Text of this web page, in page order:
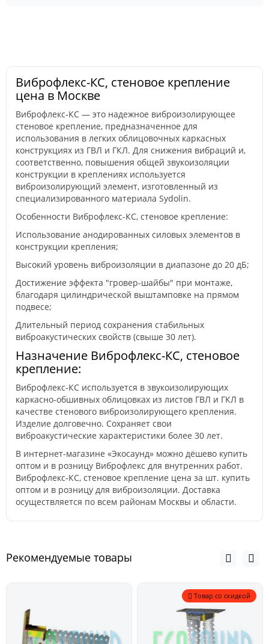
Виброфлекс-КС, стеновое крепление
цена в Москве
Виброфлекс-КС — это надежное виброизолирующее
стеновое крепление, предназначенное для
использования в легких облицовочных каркасных
конструкциях из ГВЛ и ГКЛ. Для снижения вибраций и,
соответственно, повышения общей звукоизоляции
конструкции в креплениях используется
виброизолирующий элемент, изготовленный из
специализированного материала Sydolin.
Особенности Виброфлекс-КС, стеновое крепление:
Использование анодированных силовых элементов в
конструкции крепления;
Высокий уровень виброизоляции в диапазоне до 20 дБ;
Достижение эффекта "гровер-шайбы" при монтаже,
благодаря цилиндрической выштамповке на прямом
подвесе;
Длительный период сохранения стабильных
виброакустических свойств (свыше 30 лет).
Назначение Виброфлекс-КС, стеновое
крепление:
Виброфлекс-КС используется в звукоизолирующих
каркасно-обшивных облицовках из листов ГВЛ и ГКЛ в
качестве стенового виброизолирующего крепления.
Изделие долговечно. Сохраняет свои
виброакустические характеристики более 30 лет.
В интернет-магазине «Экосаунд» можно дёшево купить
оптом и в розницу Виброфлекс для внутренних работ.
Виброфлекс-КС, стеновое крепление цена за шт. купить
оптом и в розницу для виброизоляции. Доставка
осуществляется по всем районам Москвы и области.
Рекомендуемые товары
Товар со скидкой